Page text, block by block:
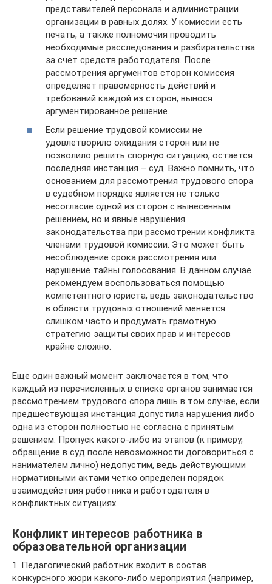
представителей персонала и администрации
организации в равных долях. У комиссии есть
печать, а также полномочия проводить
необходимые расследования и разбирательства
за счет средств работодателя. После
рассмотрения аргументов сторон комиссия
определяет правомерность действий и
требований каждой из сторон, вынося
аргументированное решение.
Если решение трудовой комиссии не
удовлетворило ожидания сторон или не
позволило решить спорную ситуацию, остается
последняя инстанция – суд. Важно помнить, что
основанием для рассмотрения трудового спора
в судебном порядке является не только
несогласие одной из сторон с вынесенным
решением, но и явные нарушения
законодательства при рассмотрении конфликта
членами трудовой комиссии. Это может быть
несоблюдение срока рассмотрения или
нарушение тайны голосования. В данном случае
рекомендуем воспользоваться помощью
компетентного юриста, ведь законодательство
в области трудовых отношений меняется
слишком часто и продумать грамотную
стратегию защиты своих прав и интересов
крайне сложно.
Еще один важный момент заключается в том, что
каждый из перечисленных в списке органов занимается
рассмотрением трудового спора лишь в том случае, если
предшествующая инстанция допустила нарушения либо
одна из сторон полностью не согласна с принятым
решением. Пропуск какого-либо из этапов (к примеру,
обращение в суд после невозможности договориться с
нанимателем лично) недопустим, ведь действующими
нормативными актами четко определен порядок
взаимодействия работника и работодателя в
конфликтных ситуациях.
Конфликт интересов работника в
образовательной организации
1. Педагогический работник входит в состав
конкурсного жюри какого-либо мероприятия (например,